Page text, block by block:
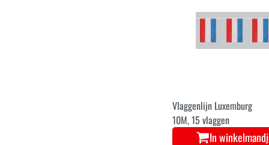
Vlaggenlijn Luxemburg
10M, 15 vlaggen
In